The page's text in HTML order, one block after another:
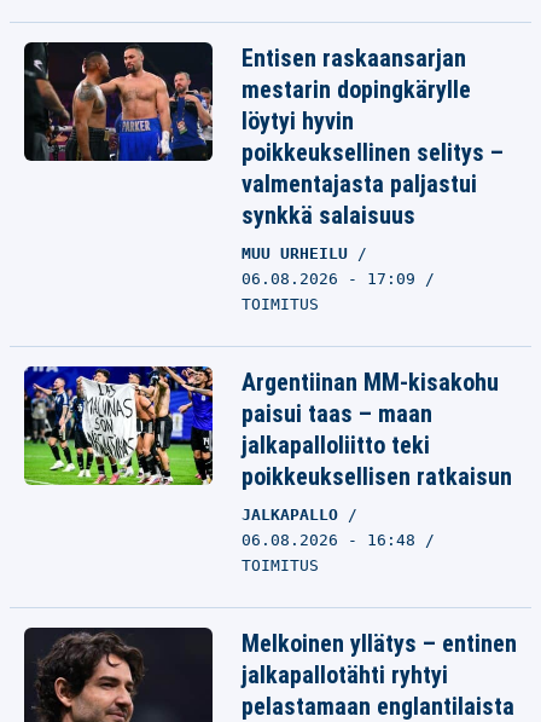
Entisen raskaansarjan
mestarin dopingkärylle
löytyi hyvin
poikkeuksellinen selitys –
valmentajasta paljastui
synkkä salaisuus
MUU URHEILU
06.08.2026 - 17:09
TOIMITUS
Argentiinan MM-kisakohu
paisui taas – maan
jalkapalloliitto teki
poikkeuksellisen ratkaisun
JALKAPALLO
06.08.2026 - 16:48
TOIMITUS
Melkoinen yllätys – entinen
jalkapallotähti ryhtyi
pelastamaan englantilaista